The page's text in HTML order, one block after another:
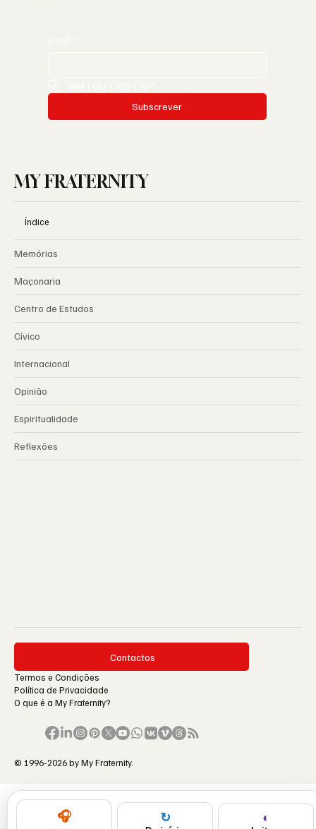
Subscrever
MY FRATERNITY
Índice
Memórias
Maçonaria
Centro de Estudos
Cívico
Internacional
Opinião
Espiritualidade
Reflexões
Contactos
Termos e Condições
Política de Privacidade
O que é a My Fraternity?
© 1996-2026 by My Fraternity.
🎧 ↻ ◐